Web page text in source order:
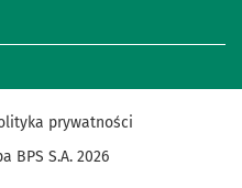
prywatności
BPS S.A. 2026